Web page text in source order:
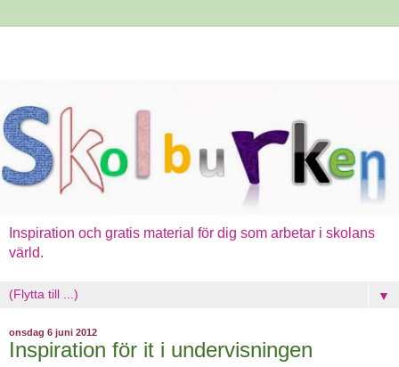
Inspiration och gratis material för dig som arbetar i skolans
värld.
▼
onsdag 6 juni 2012
Inspiration för it i undervisningen